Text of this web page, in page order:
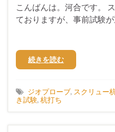
こんばんは。河合です。
ておりますが、事前試験が
続きを読む
ジオプローブ, スクリュー
き試験, 杭打ち